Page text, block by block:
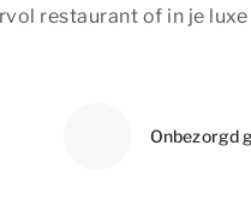
restaurant of in je
Onbezorgd